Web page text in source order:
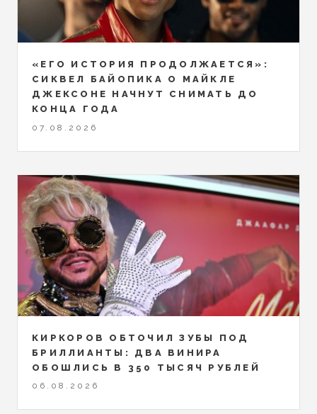
«ЕГО ИСТОРИЯ ПРОДОЛЖАЕТСЯ»:
СИКВЕЛ БАЙОПИКА О МАЙКЛЕ
ДЖЕКСОНЕ НАЧНУТ СНИМАТЬ ДО
КОНЦА ГОДА
07.08.2026
КИРКОРОВ ОБТОЧИЛ ЗУБЫ ПОД
БРИЛЛИАНТЫ: ДВА ВИНИРА
ОБОШЛИСЬ В 350 ТЫСЯЧ РУБЛЕЙ
06.08.2026